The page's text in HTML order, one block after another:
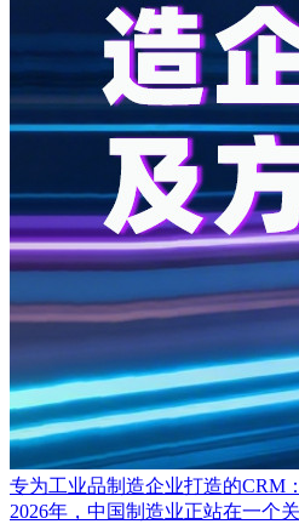
专为工业品制造企业打造的CRM
2026年，中国制造业正站在一个